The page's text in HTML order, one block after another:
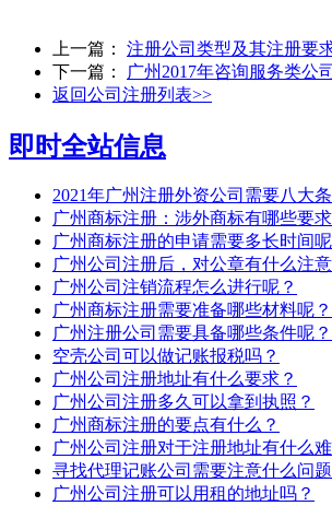
上一篇： 注册公司类型及其注册要
下一篇：
广州2017年咨询服务类公
返回公司注册列表>>
即时全站信息
2021年广州注册外资公司需要八大
广州商标注册：涉外商标有哪些要求
广州商标注册的申请需要多长时间呢
广州公司注册后，对公章有什么注
广州公司注销流程怎么进行呢？
广州商标注册需要准备哪些材料呢？
广州注册公司需要具备哪些条件呢？
空壳公司可以做记账报税吗？
广州公司注册地址有什么要求？
广州公司注册多久可以拿到执照？
广州商标注册的要点有什么？
广州公司注册对于注册地址有什么
寻找代理记账公司需要注意什么问题
广州公司注册可以用租的地址吗？